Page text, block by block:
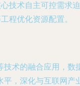
技术自主可控需
程优化资源配置。
术的融合应用，
，深化与互联网